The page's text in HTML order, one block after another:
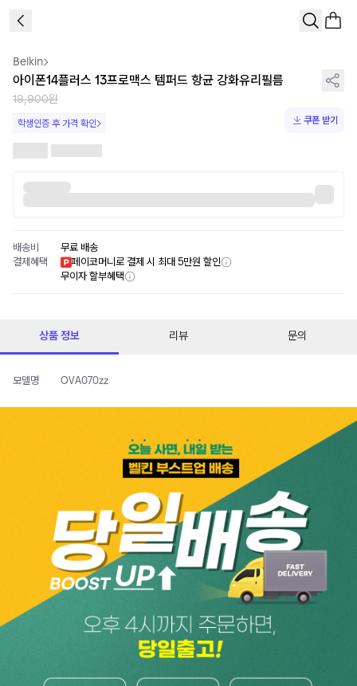
Belkin
아이폰14플러스 13프로맥스 템퍼드 항균 강화유리필름
19,900원
학생인증 후 가격 확인 쿠폰 받기
배송비
무료 배송
결제혜택
페이코머니로 결제 시 최대 5만원 할인
무이자 할부혜택
상품 정보 리뷰 문의
모델명 OVA070zz